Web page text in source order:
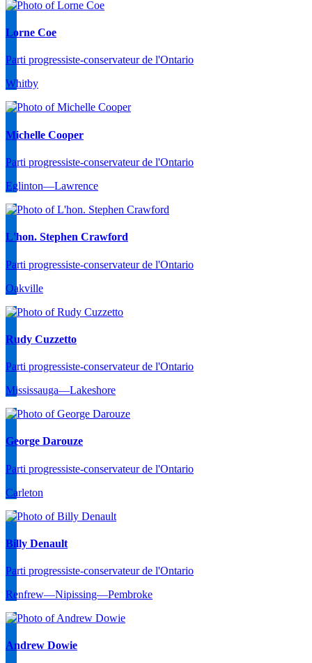
Lorne Coe
Parti progressiste-conservateur de l'Ontario
Whitby
Michelle Cooper
Parti progressiste-conservateur de l'Ontario
Eglinton—Lawrence
L'hon. Stephen Crawford
Parti progressiste-conservateur de l'Ontario
Oakville
Rudy Cuzzetto
Parti progressiste-conservateur de l'Ontario
Mississauga—Lakeshore
George Darouze
Parti progressiste-conservateur de l'Ontario
Carleton
Billy Denault
Parti progressiste-conservateur de l'Ontario
Renfrew—Nipissing—Pembroke
Andrew Dowie